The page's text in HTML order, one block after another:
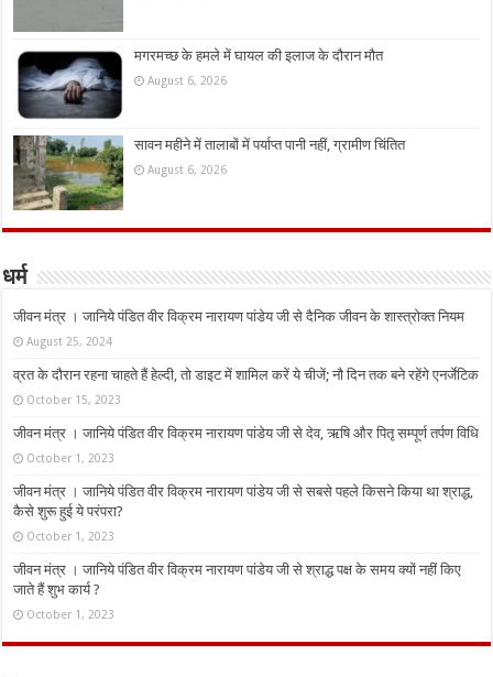
मगरमच्छ के हमले में घायल की इलाज के दौरान मौत
August 6, 2026
सावन महीने में तालाबों में पर्याप्त पानी नहीं, ग्रामीण चिंतित
August 6, 2026
धर्म
जीवन मंत्र । जानिये पंडित वीर विक्रम नारायण पांडेय जी से दैनिक जीवन के शास्त्रोक्त नियम
August 25, 2024
व्रत के दौरान रहना चाहते हैं हेल्दी, तो डाइट में शामिल करें ये चीजें; नौ दिन तक बने रहेंगे एनर्जेटिक
October 15, 2023
जीवन मंत्र । जानिये पंडित वीर विक्रम नारायण पांडेय जी से देव, ऋषि और पितृ सम्पूर्ण तर्पण विधि
October 1, 2023
जीवन मंत्र । जानिये पंडित वीर विक्रम नारायण पांडेय जी से सबसे पहले किसने किया था श्राद्ध,
कैसे शुरू हुई ये परंपरा?
October 1, 2023
जीवन मंत्र । जानिये पंडित वीर विक्रम नारायण पांडेय जी से श्राद्ध पक्ष के समय क्यों नहीं किए
जाते हैं शुभ कार्य ?
October 1, 2023